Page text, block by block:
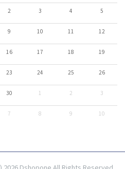
2 3 4
5
9 10 11
12
16 17 18
19
23 24 25
26
30 1 2
3
7 8 9
10